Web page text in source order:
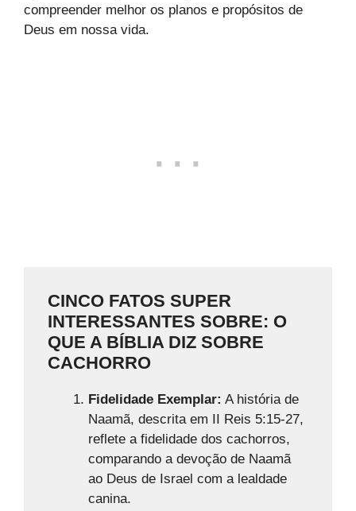
compreender melhor os planos e propósitos de
Deus em nossa vida.
CINCO FATOS SUPER
INTERESSANTES SOBRE: O
QUE A BÍBLIA DIZ SOBRE
CACHORRO
Fidelidade Exemplar: A história de
Naamã, descrita em II Reis 5:15-27,
reflete a fidelidade dos cachorros,
comparando a devoção de Naamã
ao Deus de Israel com a lealdade
canina.